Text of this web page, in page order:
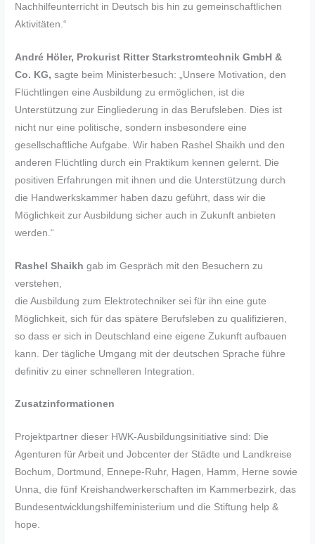
Nachhilfeunterricht in Deutsch bis hin zu gemeinschaftlichen
Aktivitäten.“
André Höler, Prokurist Ritter Starkstromtechnik GmbH &
Co. KG, sagte beim Ministerbesuch: „Unsere Motivation, den
Flüchtlingen eine Ausbildung zu ermöglichen, ist die
Unterstützung zur Eingliederung in das Berufsleben. Dies ist
nicht nur eine politische, sondern insbesondere eine
gesellschaftliche Aufgabe. Wir haben Rashel Shaikh und den
anderen Flüchtling durch ein Praktikum kennen gelernt. Die
positiven Erfahrungen mit ihnen und die Unterstützung durch
die Handwerkskammer haben dazu geführt, dass wir die
Möglichkeit zur Ausbildung sicher auch in Zukunft anbieten
werden.“
Rashel Shaikh gab im Gespräch mit den Besuchern zu
verstehen,
die Ausbildung zum Elektrotechniker sei für ihn eine gute
Möglichkeit, sich für das spätere Berufsleben zu qualifizieren,
so dass er sich in Deutschland eine eigene Zukunft aufbauen
kann. Der tägliche Umgang mit der deutschen Sprache führe
definitiv zu einer schnelleren Integration.
Zusatzinformationen
Projektpartner dieser HWK-Ausbildungsinitiative sind: Die
Agenturen für Arbeit und Jobcenter der Städte und Landkreise
Bochum, Dortmund, Ennepe-Ruhr, Hagen, Hamm, Herne sowie
Unna, die fünf Kreishandwerkerschaften im Kammerbezirk, das
Bundesentwicklungshilfeministerium und die Stiftung help &
hope.